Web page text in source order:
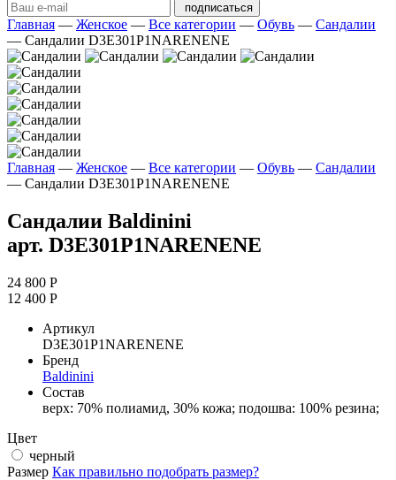
подписаться
Главная — Женское — Все категории — Обувь — Сандалии
— Сандалии D3E301P1NARENENE
Главная — Женское — Все категории — Обувь — Сандалии
— Сандалии D3E301P1NARENENE
Сандалии Baldinini
арт. D3E301P1NARENENE
24 800 Р
12 400 Р
Артикул
D3E301P1NARENENE
Бренд
Baldinini
Состав
верх: 70% полиамид, 30% кожа; подошва: 100% резина;
Цвет
черный
Размер Как правильно подобрать размер?